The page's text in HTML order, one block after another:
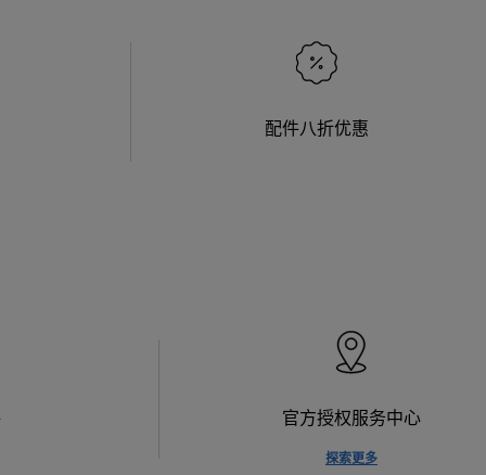
配件八折优惠
官方授权服务中心
探索更多